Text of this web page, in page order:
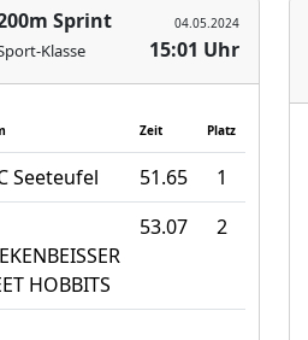
Sprint
Klasse
04.05.2024
15:01 Uhr
Zeit Platz
Seeteufel 51.65
1
HOBBITS
53.07 2